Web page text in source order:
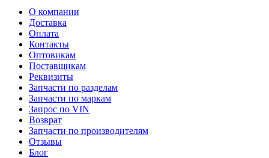
О компании
Доставка
Оплата
Контакты
Оптовикам
Поставщикам
Реквизиты
Запчасти по разделам
Запчасти по маркам
Запрос по VIN
Возврат
Запчасти по производителям
Отзывы
Блог